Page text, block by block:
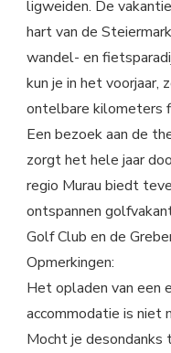
ligweiden. De
hart van de
wandel- en
kun je in het voorjaar,
ontelbare kilometers
Een bezoek aan de
zorgt het hele jaar
regio Murau biedt
ontspannen
Golf Club en de
Opmerkingen:
Het opladen van een
accommodatie is niet
Mocht je desondanks